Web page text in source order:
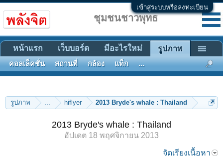
เข้าสู่ระบบหรือลงทะเบียน
รูปภาพ ... hiflyer 2013 Bryde's whale : Thailand
2013 Bryde's whale : Thailand
อัปเดต 18 พฤศจิกายน 2013
จัดเรียงเนื้อหา
ชุมชนชาวพุทธ
หน้าแรก เว็บบอร์ด มีอะไรใหม่ รูปภาพ
คอลเล็คชั่น สถานที่ กล้อง แท็ก ...